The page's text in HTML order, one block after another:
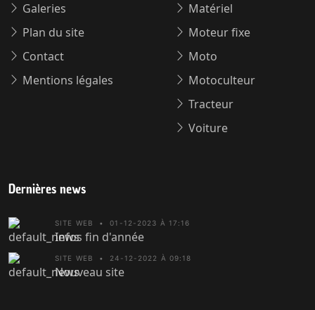
Galeries
Plan du site
Contact
Mentions légales
Matériel
Moteur fixe
Moto
Motoculteur
Tracteur
Voiture
Dernières news
SITE WEB • 01-12-2023 À 17:16
Infos fin d'année
SITE WEB • 24-12-2022 À 09:18
Nouveau site